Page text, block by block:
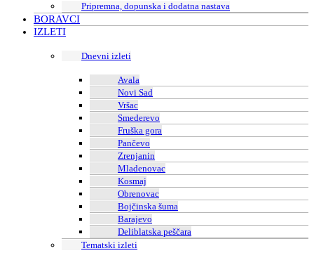
Pripremna, dopunska i dodatna nastava
BORAVCI
IZLETI
Dnevni izleti
Avala
Novi Sad
Vršac
Smederevo
Fruška gora
Pančevo
Zrenjanin
Mladenovac
Kosmaj
Obrenovac
Bojčinska šuma
Barajevo
Deliblatska peščara
Tematski izleti